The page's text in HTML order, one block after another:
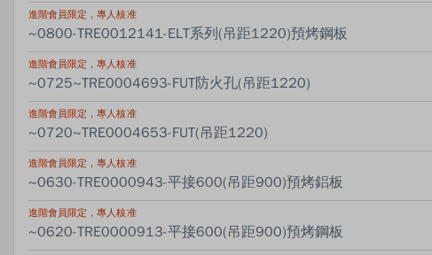
進階會員限定，專人核准
~0800-TRE0012141-ELT系列(吊距1220)預烤鋼板
進階會員限定，專人核准
~0725~TRE0004693-FUT防火孔(吊距1220)
進階會員限定，專人核准
~0720~TRE0004653-FUT(吊距1220)
進階會員限定，專人核准
~0630-TRE0000943-平接600(吊距900)預烤鋁板
進階會員限定，專人核准
~0620-TRE0000913-平接600(吊距900)預烤鋼板